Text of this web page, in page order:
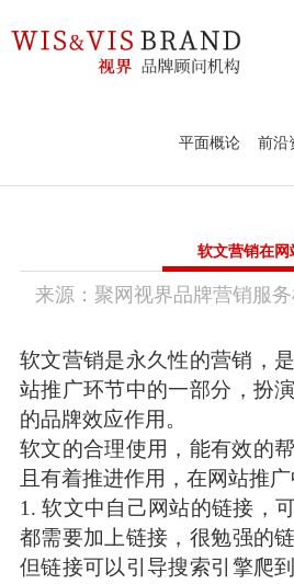
传统市场竞争激烈，互联网上仍潜藏着勃
WZGEO：180 98979252
品牌视界
平面概论
前沿资讯
热点关注
计
计
产品包装设
计
课件创意视
频
加工、设备
制造
培训、代理
服务
营销
美妆、服装
配饰
快消、养生
大健康
平面概论 前沿
软文营销在网
来源： 聚网视界品牌营销服
软文营销是永久性的营销，
站推广环节中的一部分，扮
的品牌效应作用。
软文的合理使用，能有效的
且有着推进作用，在网站推
1. 软文中自己网站的链接，
都需要加上链接，很勉强的
但链接可以引导搜索引擎爬